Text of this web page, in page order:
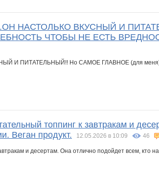
НАСТОЛЬКО ВКУСНЫЙ И
ЧТОБЫ НЕ ЕСТЬ
топпинг к завтракам и
Веган продукт.
12.05.2026 в 10:09 46